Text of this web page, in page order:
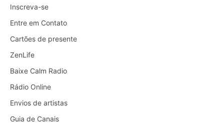
Inscreva-se
Entre em Contato
Cartões de presente
ZenLife
Baixe Calm Radio
Rádio Online
Envios de artistas
Guia de Canais